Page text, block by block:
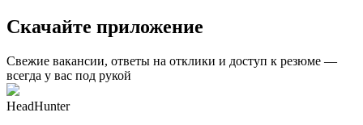
Скачайте приложение
Свежие вакансии, ответы на отклики и доступ к резюме —
всегда у вас под рукой
HeadHunter